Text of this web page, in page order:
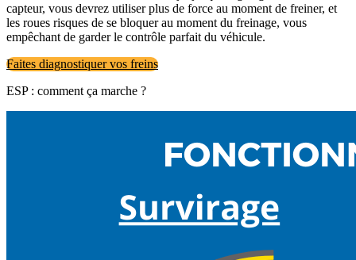
capteur, vous devrez utiliser plus de force au moment de freiner, et
les roues risques de se bloquer au moment du freinage, vous
empêchant de garder le contrôle parfait du véhicule.
Faites diagnostiquer vos freins
ESP : comment ça marche ?